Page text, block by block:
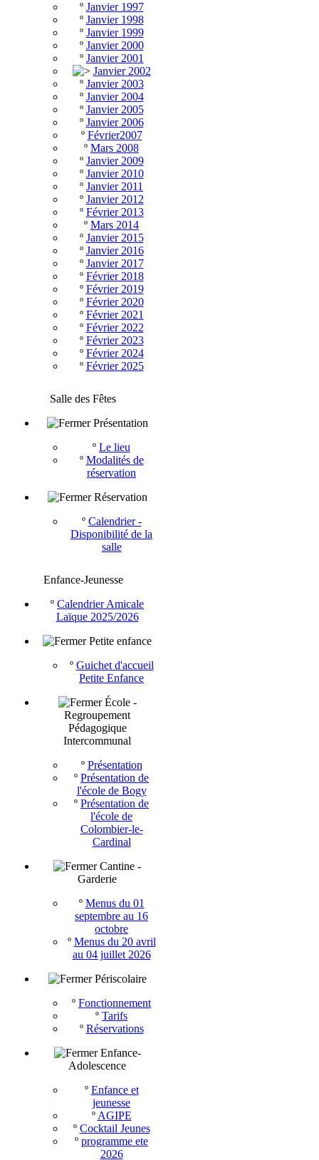
º Janvier 1997
º Janvier 1998
º Janvier 1999
º Janvier 2000
º Janvier 2001
Janvier 2002
º Janvier 2003
º Janvier 2004
º Janvier 2005
º Janvier 2006
º Février2007
º Mars 2008
º Janvier 2009
º Janvier 2010
º Janvier 2011
º Janvier 2012
º Février 2013
º Mars 2014
º Janvier 2015
º Janvier 2016
º Janvier 2017
º Février 2018
º Février 2019
º Février 2020
º Février 2021
º Février 2022
º Février 2023
º Février 2024
º Février 2025
Salle des Fêtes
Présentation
º Le lieu
º Modalités de
réservation
Réservation
º Calendrier -
Disponibilité de la
salle
Enfance-Jeunesse
º Calendrier Amicale
Laïque 2025/2026
Petite enfance
º Guichet d'accueil
Petite Enfance
École -
Regroupement
Pédagogique
Intercommunal
º Présentation
º Présentation de
l'école de Bogy
º Présentation de
l'école de
Colombier-le-
Cardinal
Cantine -
Garderie
º Menus du 01
septembre au 16
octobre
º Menus du 20 avril
au 04 juillet 2026
Périscolaire
º Fonctionnement
º Tarifs
º Réservations
Enfance-
Adolescence
º Enfance et
jeunesse
º AGIPE
º Cocktail Jeunes
º programme ete
2026